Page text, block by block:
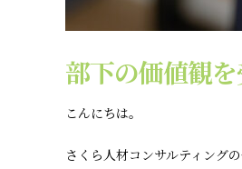
部下の価値観
こんにちは。
さくら人材コンサルティングの